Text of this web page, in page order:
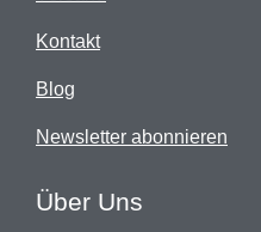
Kontakt
Blog
Newsletter abonnieren
Über Uns